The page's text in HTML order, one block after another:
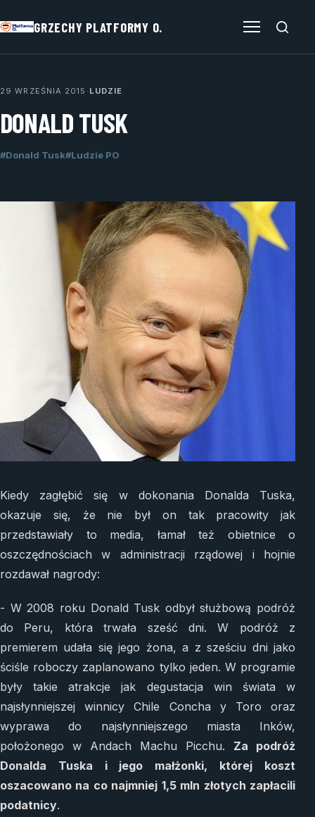
GRZECHY PLATFORMY O.
29 WRZEŚNIA 2015 · LUDZIE
DONALD TUSK
#Donald Tusk#Ludzie PO
Kiedy zagłębić się w dokonania Donalda Tuska,
okazuje się, że nie był on tak pracowity jak
przedstawiały to media, łamał też obietnice o
oszczędnościach w administracji rządowej i hojnie
rozdawał nagrody:
- W 2008 roku Donald Tusk odbył służbową podróż
do Peru, która trwała sześć dni. W podróż z
premierem udała się jego żona, a z sześciu dni jako
ściśle roboczy zaplanowano tylko jeden. W programie
były takie atrakcje jak degustacja win świata w
najsłynniejszej winnicy Chile Concha y Toro oraz
wyprawa do najsłynniejszego miasta Inków,
położonego w Andach Machu Picchu. Za podróż
Donalda Tuska i jego małżonki, której koszt
oszacowano na co najmniej 1,5 mln złotych zapłacili
podatnicy.